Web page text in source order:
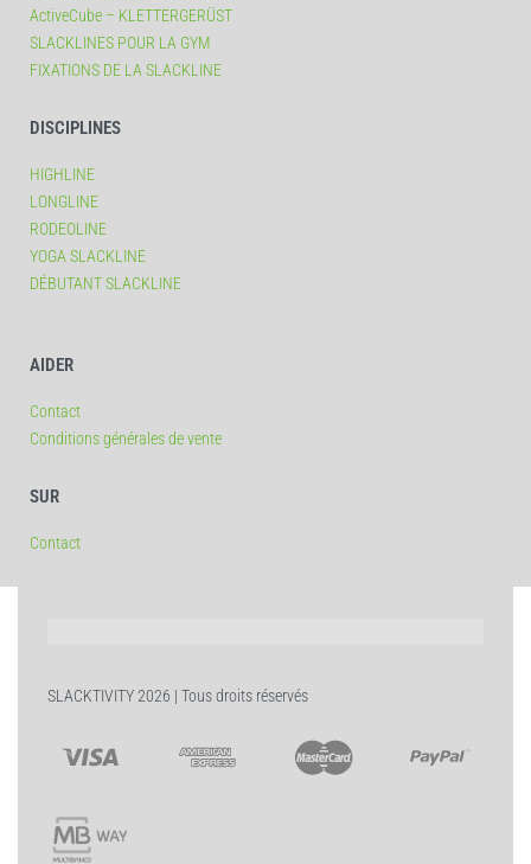
ActiveCube – KLETTERGERÜST
SLACKLINES POUR LA GYM
FIXATIONS DE LA SLACKLINE
DISCIPLINES
HIGHLINE
LONGLINE
RODEOLINE
YOGA SLACKLINE
DÉBUTANT SLACKLINE
AIDER
Contact
Conditions générales de vente
SUR
Contact
SLACKTIVITY 2026 | Tous droits réservés